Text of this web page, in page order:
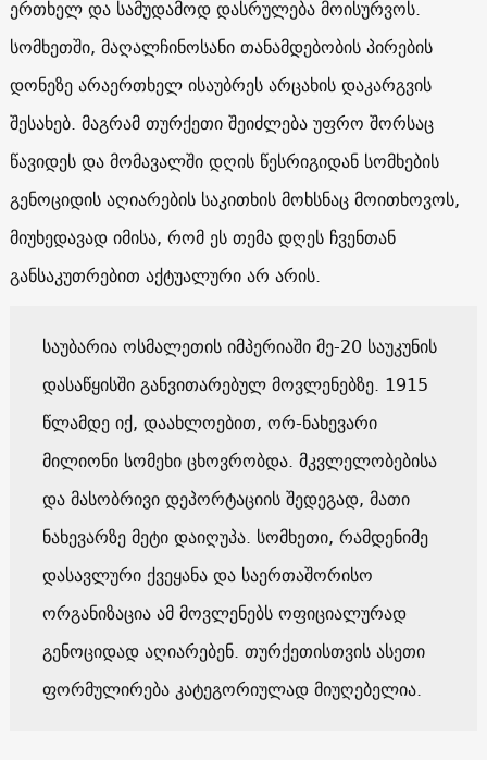
ერთხელ და სამუდამოდ დასრულება მოისურვოს.
სომხეთში, მაღალჩინოსანი თანამდებობის პირების
დონეზე არაერთხელ ისაუბრეს არცახის დაკარგვის
შესახებ. მაგრამ თურქეთი შეიძლება უფრო შორსაც
წავიდეს და მომავალში დღის წესრიგიდან სომხების
გენოციდის აღიარების საკითხის მოხსნაც მოითხოვოს,
მიუხედავად იმისა, რომ ეს თემა დღეს ჩვენთან
განსაკუთრებით აქტუალური არ არის.
საუბარია ოსმალეთის იმპერიაში მე-20 საუკუნის
დასაწყისში განვითარებულ მოვლენებზე. 1915
წლამდე იქ, დაახლოებით, ორ-ნახევარი
მილიონი სომეხი ცხოვრობდა. მკვლელობებისა
და მასობრივი დეპორტაციის შედეგად, მათი
ნახევარზე მეტი დაიღუპა. სომხეთი, რამდენიმე
დასავლური ქვეყანა და საერთაშორისო
ორგანიზაცია ამ მოვლენებს ოფიციალურად
გენოციდად აღიარებენ. თურქეთისთვის ასეთი
ფორმულირება კატეგორიულად მიუღებელია.